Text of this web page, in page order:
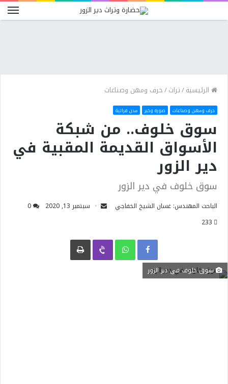
الرئيسية/تراث/حرف ومهن وصناعات
حرف ومهن وصناعات صورة وخبر مدن فراتية
سوق خلوف.. من شبكة
الأسواق القديمة المقبية في
دير الزور
سوق خلوف في دير الزور
الباحث المهندس: غسان الشيخ الخفاجي سبتمبر 13, 2020
233
Facebook
WhatsApp
Viber
سوق خلوف في دير الزور